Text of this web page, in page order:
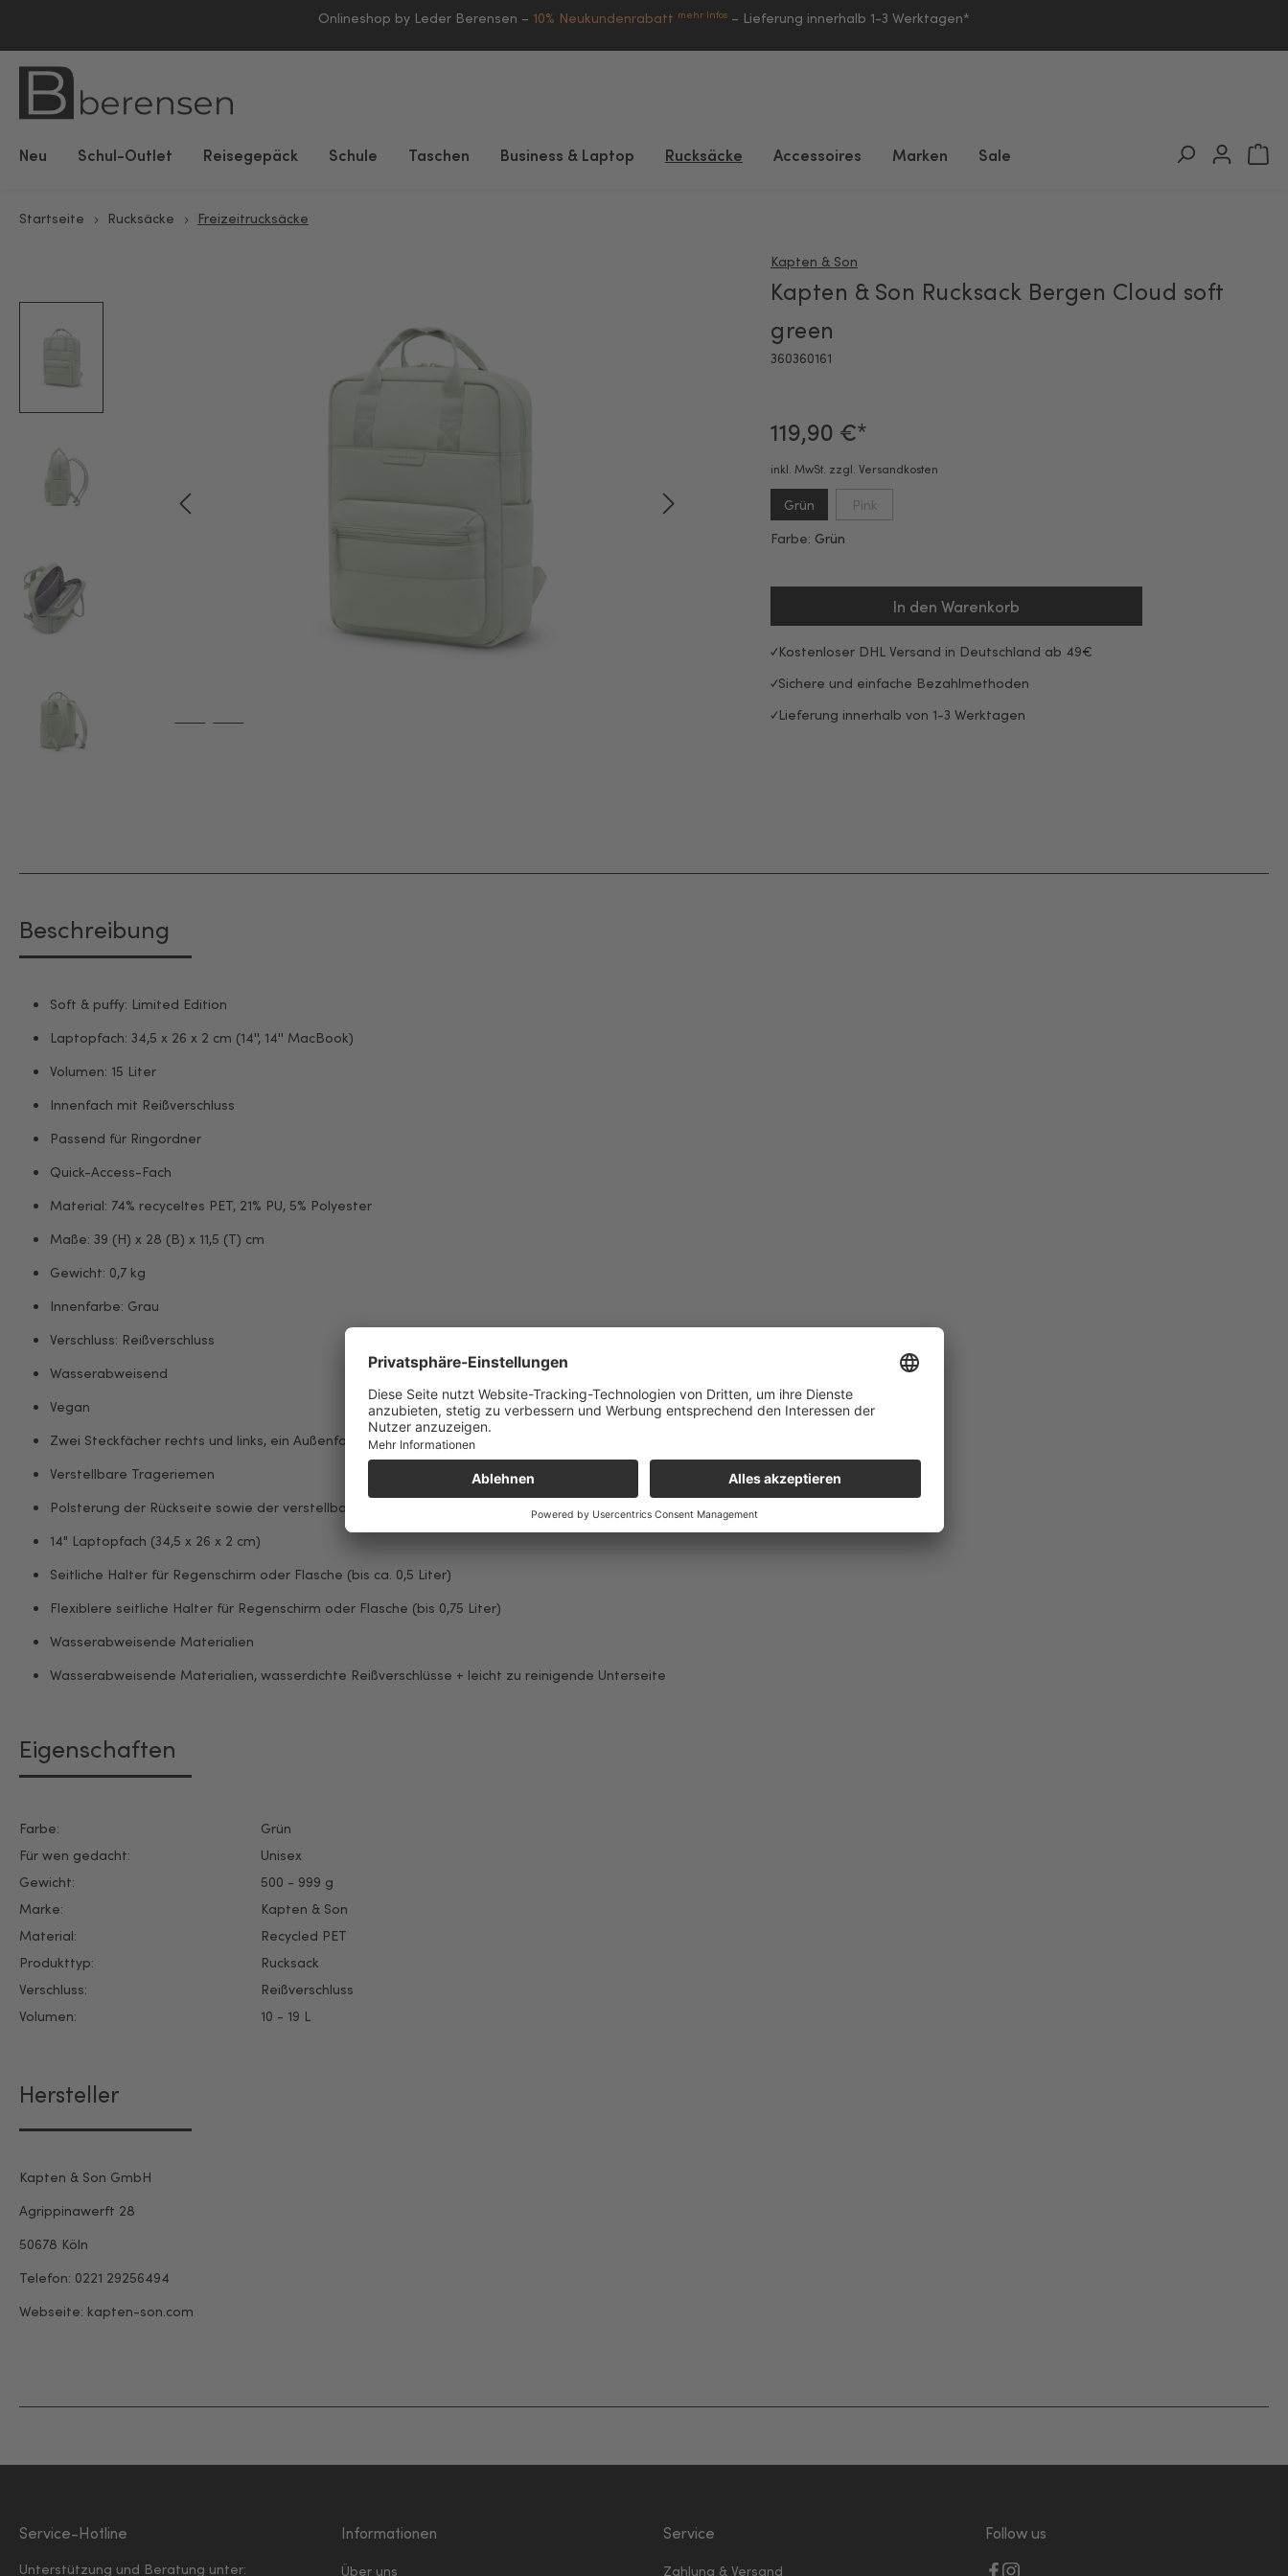
Onlineshop by Leder Berensen – 10% Neukundenrabatt mehr Infos – Lieferung innerhalb 1-3 Werktagen*
Neu Schul-Outlet Reisegepäck Schule Taschen Business & Laptop Rucksäcke Accessoires Marken Sale
Startseite Rucksäcke Freizeitrucksäcke
Kapten & Son
Kapten & Son Rucksack Bergen Cloud soft
green
360360161
119,90 €*
inkl. MwSt. zzgl. Versandkosten
Grün
Pink
Farbe: Grün
In den Warenkorb
Kostenloser DHL Versand in Deutschland ab 49€
Sichere und einfache Bezahlmethoden
Lieferung innerhalb von 1-3 Werktagen
Beschreibung
Soft & puffy: Limited Edition
Laptopfach: 34,5 x 26 x 2 cm (14'', 14'' MacBook)
Volumen: 15 Liter
Innenfach mit Reißverschluss
Passend für Ringordner
Quick-Access-Fach
Material: 74% recyceltes PET, 21% PU, 5% Polyester
Maße: 39 (H) x 28 (B) x 11,5 (T) cm
Gewicht: 0,7 kg
Innenfarbe: Grau
Verschluss: Reißverschluss
Wasserabweisend
Vegan
Zwei Steckfächer rechts und links, ein Außenfach mit Reißverschluss, ein Innenfach mit Reißverschluss
Verstellbare Trageriemen
Polsterung der Rückseite sowie der verstellbaren Trageriemen + Kofferbefestigung
14" Laptopfach (34,5 x 26 x 2 cm)
Seitliche Halter für Regenschirm oder Flasche (bis ca. 0,5 Liter)
Flexiblere seitliche Halter für Regenschirm oder Flasche (bis 0,75 Liter)
Wasserabweisende Materialien
Wasserabweisende Materialien, wasserdichte Reißverschlüsse + leicht zu reinigende Unterseite
Eigenschaften
Farbe:
Grün
Für wen gedacht:
Unisex
Gewicht:
500 - 999 g
Marke:
Kapten & Son
Material:
Recycled PET
Produkttyp:
Rucksack
Verschluss:
Reißverschluss
Volumen:
10 - 19 L
Hersteller
Kapten & Son GmbH
Agrippinawerft 28
50678 Köln
Telefon: 0221 29256494
Webseite: kapten-son.com
Service-Hotline
Unterstützung und Beratung unter:
Informationen
Über uns
Service
Zahlung & Versand
Follow us